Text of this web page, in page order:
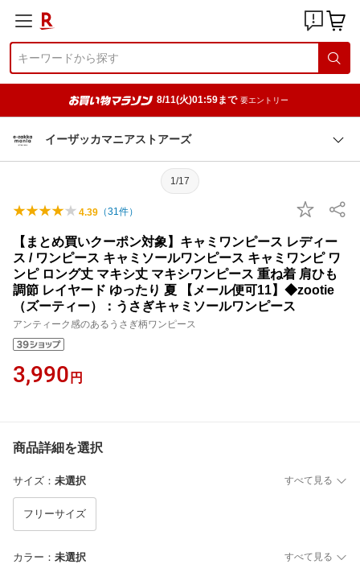
8/11(火)01:59まで 要エントリー
イーザッカマニアストアーズ
1/17
4.39 （31件）
【まとめ買いクーポン対象】キャミワンピース レディー
ス / ワンピース キャミソールワンピース キャミワンピ ワ
ンピ ロング丈 マキシ丈 マキシワンピース 重ね着 肩ひも
調節 レイヤード ゆったり 夏 【メール便可11】◆zootie
（ズーティー）：うさぎキャミソールワンピース
アンティーク感のあるうさぎ柄ワンピース
3,990 円
商品詳細を選択
サイズ ： 未選択 すべて見る
フリーサイズ
カラー ： 未選択 すべて見る